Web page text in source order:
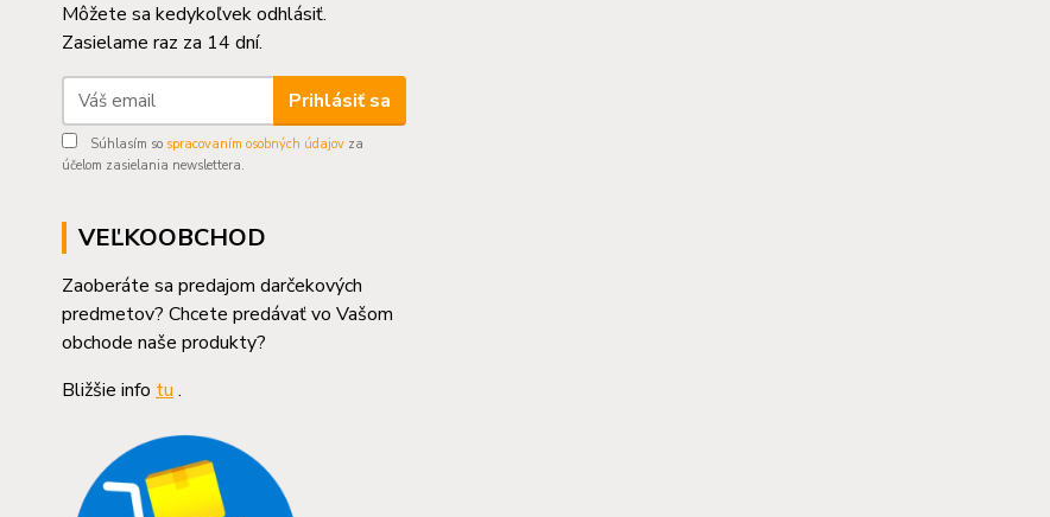
Môžete sa kedykoľvek odhlásiť.
Zasielame raz za 14 dní.
Prihlásiť sa
Súhlasím so spracovaním osobných údajov za
účelom zasielania newslettera.
VEĽKOOBCHOD
Zaoberáte sa predajom darčekových
predmetov? Chcete predávať vo Vašom
obchode naše produkty?
Bližšie info tu .